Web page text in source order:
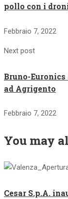
pollo con i
Febbraio 7, 2022
Next post
​Bruno-
ad Agrigento
Febbraio 7, 2022
You may
Cesar S.p.A.